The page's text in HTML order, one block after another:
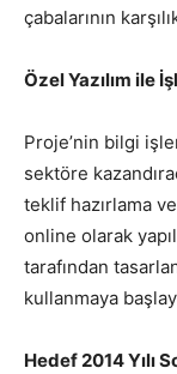
çabalarının
Özel Yazılım ile
Proje’nin bilgi
sektöre
teklif hazırlama
online olarak
tarafından
kullanmaya
Hedef 2014 Yılı